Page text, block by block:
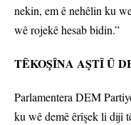
nekin, em ê nehêlin ku
wê rojekê hesab bidin.”
TÊKOŞÎNA AŞTÎ Û
Parlamentera DEM
ku wê demê êrîşek li dijî